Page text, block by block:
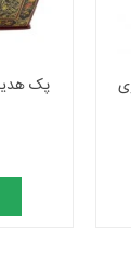
پک